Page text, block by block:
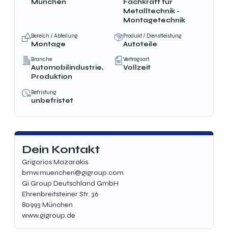
München
Fachkraft für
Metalltechnik -
Montagetechnik
Bereich / Abteilung
Montage
Produkt / Dienstleistung
Autoteile
Branche
Automobilindustrie,
Produktion
Vertragsart
Vollzeit
Befristung
unbefristet
Dein Kontakt
Grigorios Mazarakis
bmw.muenchen@gigroup.com
Gi Group Deutschland GmbH
Ehrenbreitsteiner Str. 36
80993 München
www.gigroup.de